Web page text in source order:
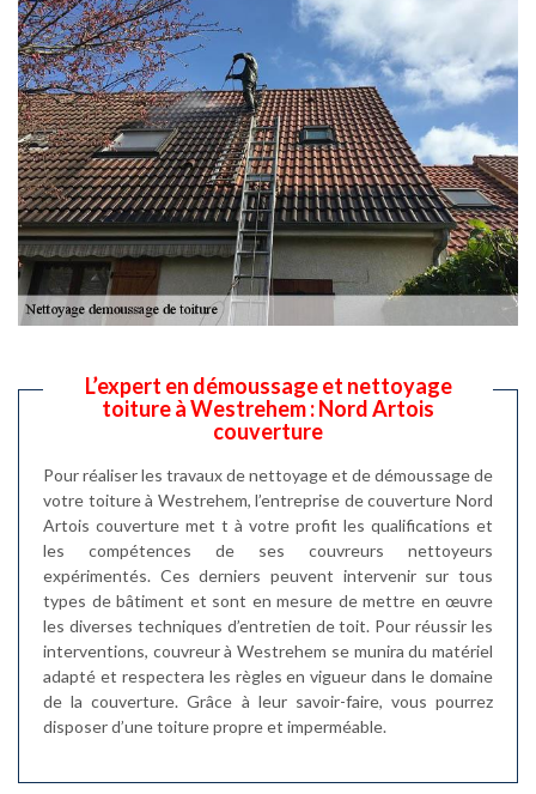
L’expert en démoussage et nettoyage
toiture à Westrehem : Nord Artois
couverture
Pour réaliser les travaux de nettoyage et de démoussage de
votre toiture à Westrehem, l’entreprise de couverture Nord
Artois couverture met t à votre profit les qualifications et
les compétences de ses couvreurs nettoyeurs
expérimentés. Ces derniers peuvent intervenir sur tous
types de bâtiment et sont en mesure de mettre en œuvre
les diverses techniques d’entretien de toit. Pour réussir les
interventions, couvreur à Westrehem se munira du matériel
adapté et respectera les règles en vigueur dans le domaine
de la couverture. Grâce à leur savoir-faire, vous pourrez
disposer d’une toiture propre et imperméable.